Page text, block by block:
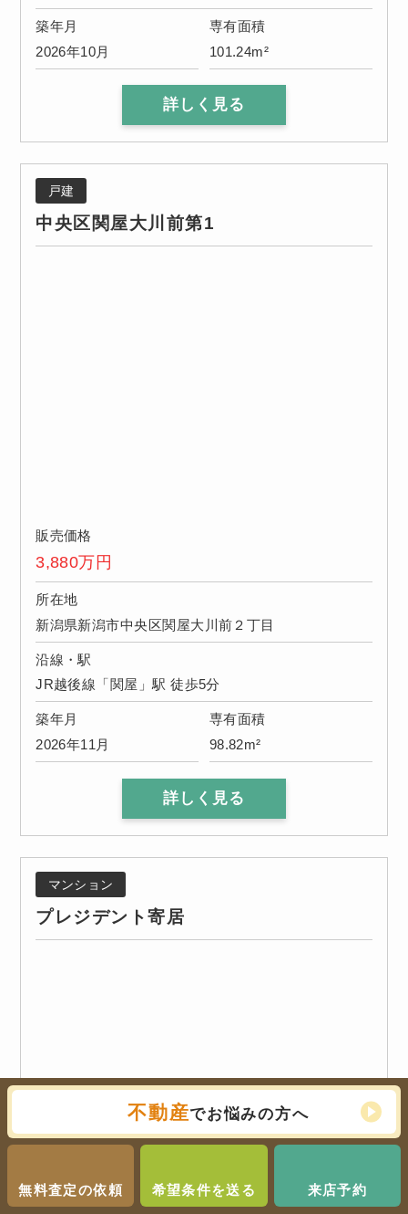
築年月
2026年10月
専有面積
101.24m²
詳しく見る
戸建
中央区関屋大川前第1
販売価格
3,880万円
所在地
新潟県新潟市中央区関屋大川前２丁目
沿線・駅
JR越後線「関屋」駅 徒歩5分
築年月
2026年11月
専有面積
98.82m²
詳しく見る
マンション
プレジデント寄居
不動産でお悩みの方へ
無料査定の依頼 希望条件を送る 来店予約